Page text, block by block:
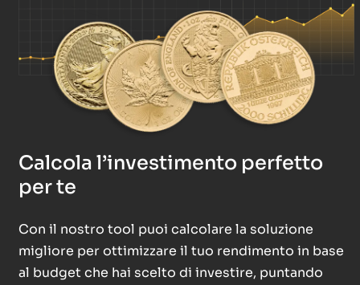
Calcola l’investimento perfetto
per te
Con il nostro tool puoi calcolare la soluzione
migliore per ottimizzare il tuo rendimento in base
al budget che hai scelto di investire, puntando